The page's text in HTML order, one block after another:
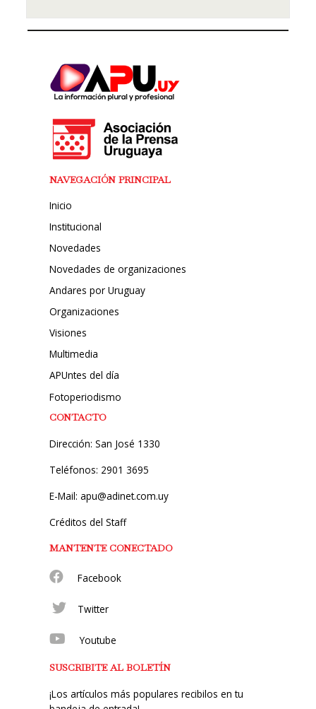
NAVEGACIÓN PRINCIPAL
Inicio
Institucional
Novedades
Novedades de organizaciones
Andares por Uruguay
Organizaciones
Visiones
Multimedia
APUntes del día
Fotoperiodismo
CONTACTO
Dirección: San José 1330
Teléfonos: 2901 3695
E-Mail: apu@adinet.com.uy
Créditos del Staff
MANTENTE CONECTADO
Facebook
Twitter
Youtube
SUSCRIBITE AL BOLETÍN
¡Los artículos más populares recibilos en tu